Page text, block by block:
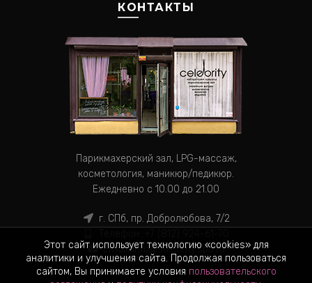
КОНТАКТЫ
Парикмахерский зал, LPG-массаж,
косметология, маникюр/педикюр.
Ежедневно с 10.00 до 21.00
г. СПб, пр. Добролюбова, 7/2
Email:info@selebrity.spb.ru
Этот сайт использует технологию «cookies» для
аналитики и улучшения сайта. Продолжая пользоваться
сайтом, Вы принимаете условия пользовательского